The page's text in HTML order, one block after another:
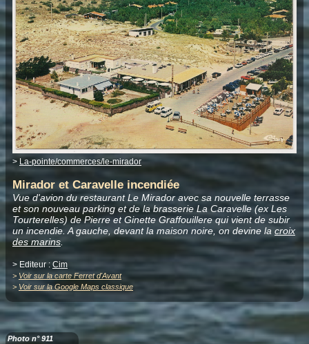
> La-pointe/commerces/le-mirador
Mirador et Caravelle incendiée
Vue d'avion du restaurant Le Mirador avec sa nouvelle terrasse
et son nouveau parking et de la brasserie La Caravelle (ex Les
Tourterelles) de Pierre et Ginette Graffouillere qui vient de subir
un incendie. A gauche, devant la maison noire, on devine la croix
des marins.
> Editeur : Cim
> Voir sur la carte Ferret d'Avant
> Voir sur la Google Maps classique
Photo n° 911